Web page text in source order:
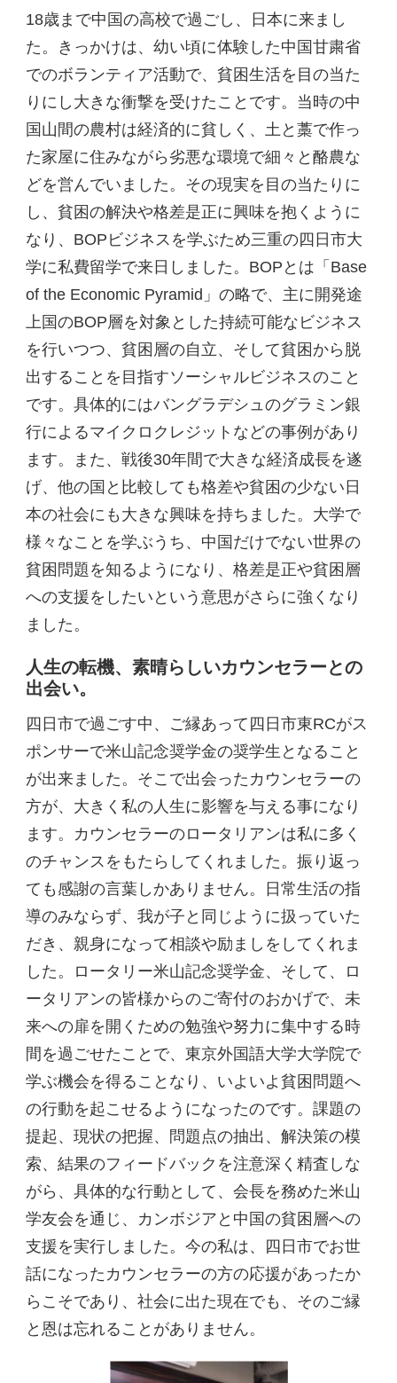
18歳まで中国の高校で過ごし、日本に来まし
た。きっかけは、幼い頃に体験した中国甘粛省
でのボランティア活動で、貧困生活を目の当た
りにし大きな衝撃を受けたことです。当時の中
国山間の農村は経済的に貧しく、土と藁で作っ
た家屋に住みながら劣悪な環境で細々と酪農な
どを営んでいました。その現実を目の当たりに
し、貧困の解決や格差是正に興味を抱くように
なり、BOPビジネスを学ぶため三重の四日市大
学に私費留学で来日しました。BOPとは「Base
of the Economic Pyramid」の略で、主に開発途
上国のBOP層を対象とした持続可能なビジネス
を行いつつ、貧困層の自立、そして貧困から脱
出することを目指すソーシャルビジネスのこと
です。具体的にはバングラデシュのグラミン銀
行によるマイクロクレジットなどの事例があり
ます。また、戦後30年間で大きな経済成長を遂
げ、他の国と比較しても格差や貧困の少ない日
本の社会にも大きな興味を持ちました。大学で
様々なことを学ぶうち、中国だけでない世界の
貧困問題を知るようになり、格差是正や貧困層
への支援をしたいという意思がさらに強くなり
ました。
人生の転機、素晴らしいカウンセラーとの
出会い。
四日市で過ごす中、ご縁あって四日市東RCがス
ポンサーで米山記念奨学金の奨学生となること
が出来ました。そこで出会ったカウンセラーの
方が、大きく私の人生に影響を与える事になり
ます。カウンセラーのロータリアンは私に多く
のチャンスをもたらしてくれました。振り返っ
ても感謝の言葉しかありません。日常生活の指
導のみならず、我が子と同じように扱っていた
だき、親身になって相談や励ましをしてくれま
した。ロータリー米山記念奨学金、そして、ロ
ータリアンの皆様からのご寄付のおかげで、未
来への扉を開くための勉強や努力に集中する時
間を過ごせたことで、東京外国語大学大学院で
学ぶ機会を得ることなり、いよいよ貧困問題へ
の行動を起こせるようになったのです。課題の
提起、現状の把握、問題点の抽出、解決策の模
索、結果のフィードバックを注意深く精査しな
がら、具体的な行動として、会長を務めた米山
学友会を通じ、カンボジアと中国の貧困層への
支援を実行しました。今の私は、四日市でお世
話になったカウンセラーの方の応援があったか
らこそであり、社会に出た現在でも、そのご縁
と恩は忘れることがありません。